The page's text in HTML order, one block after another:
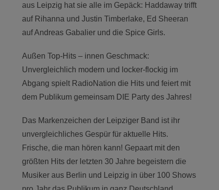
aus Leipzig hat sie alle im Gepäck: Haddaway trifft
auf Rihanna und Justin Timberlake, Ed Sheeran
auf Andreas Gabalier und die Spice Girls.
Außen Top-Hits – innen Geschmack:
Unvergleichlich modern und locker-flockig im
Abgang spielt RadioNation die Hits und feiert mit
dem Publikum gemeinsam DIE Party des Jahres!
Das Markenzeichen der Leipziger Band ist ihr
unvergleichliches Gespür für aktuelle Hits.
Frische, die man hören kann! Gepaart mit den
größten Hits der letzten 30 Jahre begeistern die
Musiker aus Berlin und Leipzig in über 100 Shows